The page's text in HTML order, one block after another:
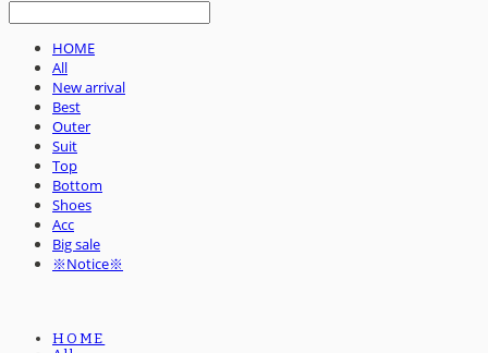
HOME
All
New arrival
Best
Outer
Suit
Top
Bottom
Shoes
Acc
Big sale
※Notice※
HOME